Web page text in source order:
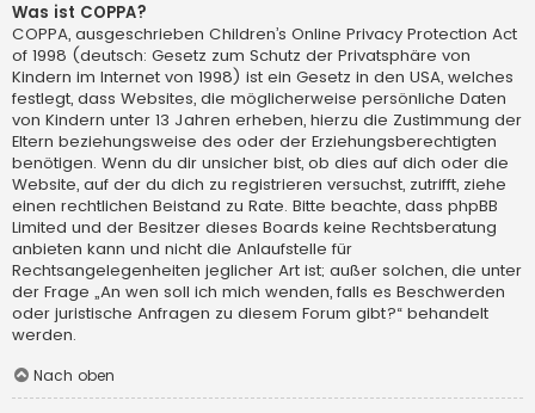
Was ist COPPA?
COPPA, ausgeschrieben Children’s Online Privacy Protection Act
of 1998 (deutsch: Gesetz zum Schutz der Privatsphäre von
Kindern im Internet von 1998) ist ein Gesetz in den USA, welches
festlegt, dass Websites, die möglicherweise persönliche Daten
von Kindern unter 13 Jahren erheben, hierzu die Zustimmung der
Eltern beziehungsweise des oder der Erziehungsberechtigten
benötigen. Wenn du dir unsicher bist, ob dies auf dich oder die
Website, auf der du dich zu registrieren versuchst, zutrifft, ziehe
einen rechtlichen Beistand zu Rate. Bitte beachte, dass phpBB
Limited und der Besitzer dieses Boards keine Rechtsberatung
anbieten kann und nicht die Anlaufstelle für
Rechtsangelegenheiten jeglicher Art ist; außer solchen, die unter
der Frage „An wen soll ich mich wenden, falls es Beschwerden
oder juristische Anfragen zu diesem Forum gibt?“ behandelt
werden.
Nach oben